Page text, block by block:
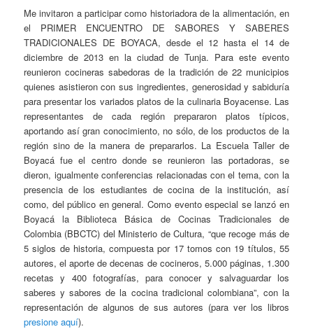
Me invitaron a participar como historiadora de la alimentación, en
el PRIMER ENCUENTRO DE SABORES Y SABERES
TRADICIONALES DE BOYACA, desde el 12 hasta el 14 de
diciembre de 2013 en la ciudad de Tunja. Para este evento
reunieron cocineras sabedoras de la tradición de 22 municipios
quienes asistieron con sus ingredientes, generosidad y sabiduría
para presentar los variados platos de la culinaria Boyacense. Las
representantes de cada región prepararon platos típicos,
aportando así gran conocimiento, no sólo, de los productos de la
región sino de la manera de prepararlos. La Escuela Taller de
Boyacá fue el centro donde se reunieron las portadoras, se
dieron, igualmente conferencias relacionadas con el tema, con la
presencia de los estudiantes de cocina de la institución, así
como, del público en general. Como evento especial se lanzó en
Boyacá la Biblioteca Básica de Cocinas Tradicionales de
Colombia (BBCTC) del Ministerio de Cultura, “que recoge más de
5 siglos de historia, compuesta por 17 tomos con 19 títulos, 55
autores, el aporte de decenas de cocineros, 5.000 páginas, 1.300
recetas y 400 fotografías, para conocer y salvaguardar los
saberes y sabores de la cocina tradicional colombiana”, con la
representación de algunos de sus autores (para ver los libros
presione aquí).